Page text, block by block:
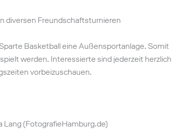
diversen Freundschaftsturnieren
Basketball eine Außensportanlage. Somit
werden. Interessierte sind jederzeit herzlich
vorbeizuschauen.
Lang (FotografieHamburg.de)